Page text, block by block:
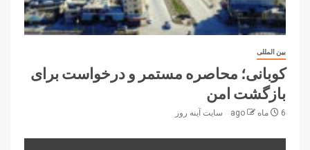
بین المللی
کوبانی؛ محاصره مستمر و درخواست‌ برای
بازگشت امن
6 ماه ago سایت آینه‌ روز